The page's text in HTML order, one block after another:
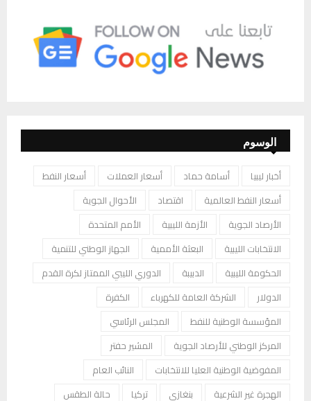
الوسوم
أخبار ليبيا أسامة حماد أسعار العملات
أسعار النفط
أسعار النفط العالمية
اقتصاد
الأحوال الجوية
الأرصاد الجوية
الأزمة الليبية
الأمم المتحدة
الانتخابات الليبية
البعثة الأممية
الجهاز الوطني للتنمية
الحكومة الليبية
الدبيبة
الدوري الليبي الممتاز لكرة القدم
الدولار
الشركة العامة للكهرباء
الكفرة
المؤسسة الوطنية للنفط
المجلس الرئاسي
المركز الوطني للأرصاد الجوية
المشير حفتر
المفوضية الوطنية العليا للانتخابات
النائب العام
الهجرة غير الشرعية
بنغازي تركيا
حالة الطقس